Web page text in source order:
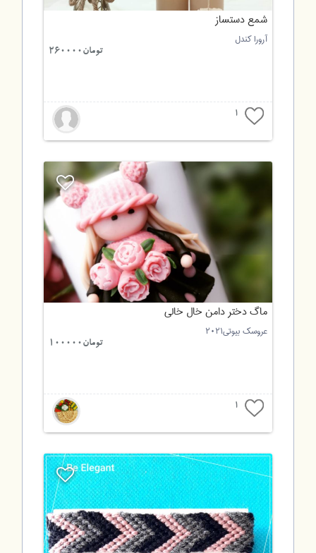
شمع دستساز
آرورا کندل
تومان260000
1
ماگ دختر دامن خال خالی
عروسک بیوتی۲۰۲۱
تومان100000
1